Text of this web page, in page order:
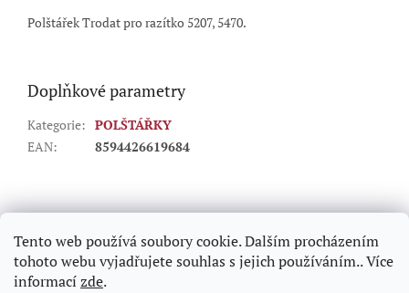
Tento web používá soubory cookie. Dalším procházením
tohoto webu vyjadřujete souhlas s jejich používáním.. Více
informacízde.
Polštářek Trodat pro razítko 5207, 5470.
Doplňkové parametry
Kategorie: POLŠTÁŘKY
EAN: 8594426619684
á